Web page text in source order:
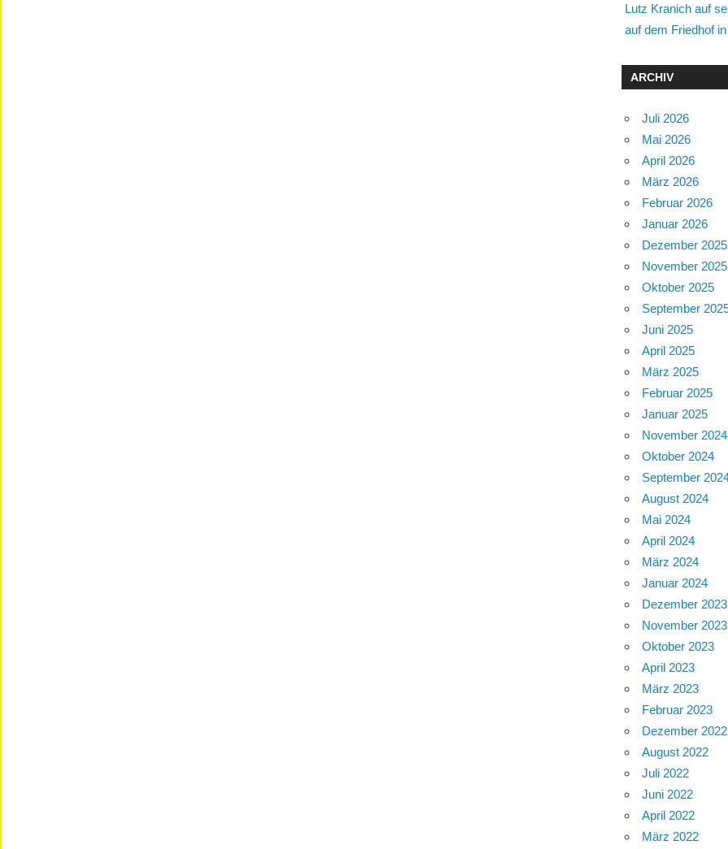
Lutz Kranich auf
auf dem Friedhof in
ARCHIV
Juli 2026
Mai 2026
April 2026
März 2026
Februar 2026
Januar 2026
Dezember 2025
November 2025
Oktober 2025
September
Juni 2025
April 2025
März 2025
Februar 2025
Januar 2025
November 2024
Oktober 2024
September
August 2024
Mai 2024
April 2024
März 2024
Januar 2024
Dezember 2023
November 2023
Oktober 2023
April 2023
März 2023
Februar 2023
Dezember 2022
August 2022
Juli 2022
Juni 2022
April 2022
März 2022